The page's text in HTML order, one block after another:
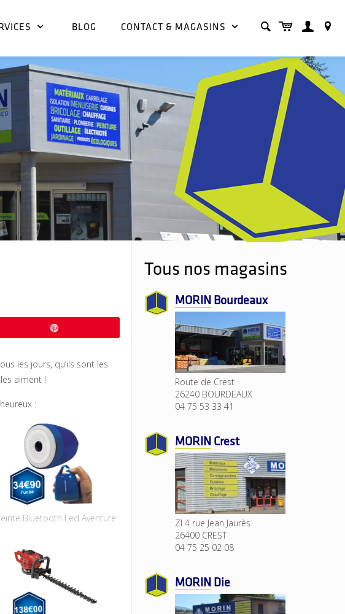
BLOG CONTACT & MAGASINS
les jours, qu’ils sont les
aiment !
:
Bluetooth Led Aventure
Tous nos magasins
MORIN Bourdeaux
Route de Crest
26240 BOURDEAUX
04 75 53 33 41
MORIN Crest
ZI 4 rue Jean Jaurès
26400 CREST
04 75 25 02 08
MORIN Die